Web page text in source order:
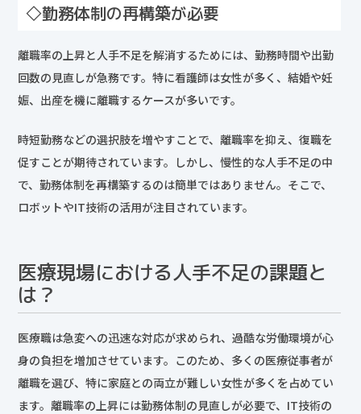
◇勤務体制の再構築が必要
離職率の上昇と人手不足を解消するためには、勤務時間や出勤
回数の見直しが急務です。特に看護師は女性が多く、結婚や妊
娠、出産を機に離職するケースが多いです。
時短勤務などの選択肢を増やすことで、離職率を抑え、復職を
促すことが期待されています。しかし、慢性的な人手不足の中
で、勤務体制を再構築するのは簡単ではありません。そこで、
ロボットやIT技術の活用が注目されています。
医療現場における人手不足の課題と
は？
医療職は急変への迅速な対応が求められ、過酷な労働環境が心
身の負担を増加させています。このため、多くの医療従事者が
離職を選び、特に家庭との両立が難しい女性が多くを占めてい
ます。離職率の上昇には勤務体制の見直しが必要で、IT技術の